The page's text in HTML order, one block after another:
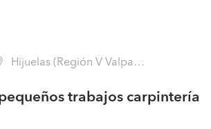
Hijuelas (Región V Valparaíso - Quillota)
trabajos carpintería